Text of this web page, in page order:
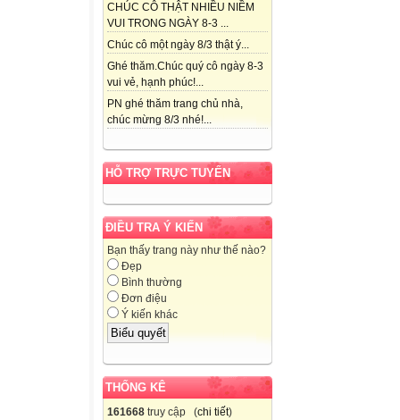
CHÚC CÔ THẬT NHIỀU NIỀM
VUI TRONG NGÀY 8-3 ...
Chúc cô một ngày 8/3 thật ý...
Ghé thăm.Chúc quý cô ngày 8-3
vui vẻ, hạnh phúc!...
PN ghé thăm trang chủ nhà,
chúc mừng 8/3 nhé!...
HỖ TRỢ TRỰC TUYẾN
ĐIỀU TRA Ý KIẾN
Bạn thấy trang này như thế nào?
Đẹp
Bình thường
Đơn điệu
Ý kiến khác
THỐNG KÊ
161668 truy cập (chi tiết)